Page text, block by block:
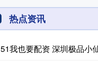
热点资讯
51我也要配资 深圳极品小